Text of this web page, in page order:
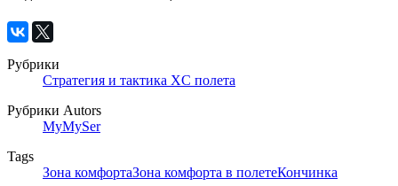
Рубрики
Стратегия и тактика XC полета
Рубрики Autors
MyMySer
Tags
Зона комфортаЗона комфорта в полетеКончинка